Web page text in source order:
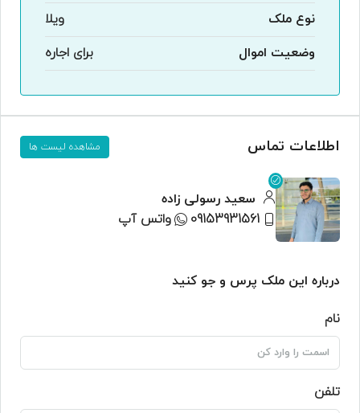
نوع ملک
ویلا
وضعیت اموال
برای اجاره
اطلاعات تماس مشاهده لیست ها
سعید رسولی زاده
09153931561
واتس آپ
درباره این ملک پرس و جو کنید
نام
تلفن